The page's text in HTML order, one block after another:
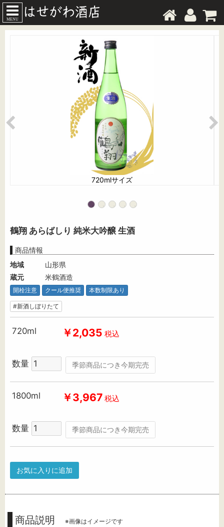
MENU
720mlサイズ
鶴翔 あらばしり 純米大吟醸 生酒
商品情報
地域
山形県
蔵元
米鶴酒造
開栓注意 クール便推奨 本数制限あり
#新酒しぼりたて
720ml ￥2,035 税込
数量 季節商品につき今期完売
1800ml ￥3,967 税込
数量 季節商品につき今期完売
お気に入りに追加
商品説明 ※画像はイメージです